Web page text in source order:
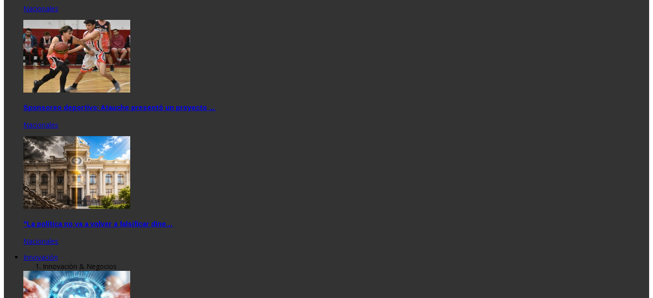
Nacionales
Sponsoreo deportivo: Atauche presentó un proyecto …
Nacionales
"La política no va a volver a falsificar dine…
Nacionales
Innovación
Innovación & Negocios